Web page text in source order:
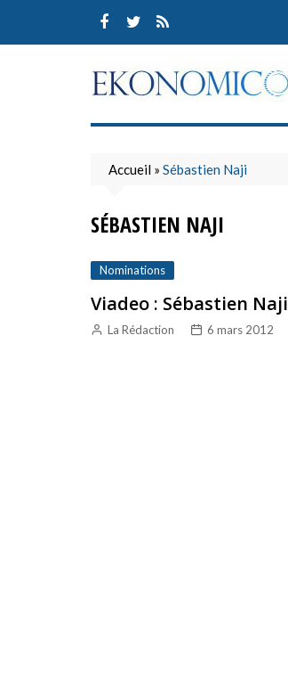
content
Accueil » Sébastien Naji
SÉBASTIEN NAJI
Nominations
Viadeo : Sébastien Naji
La Rédaction 6 mars 2012